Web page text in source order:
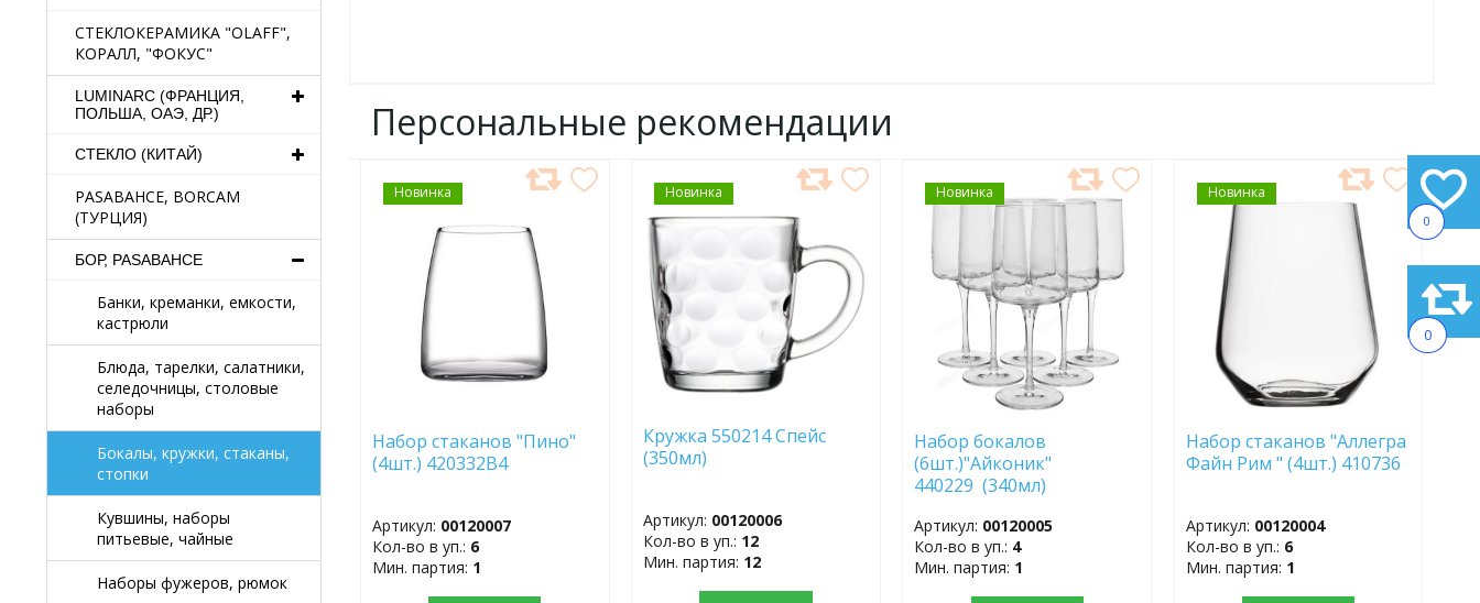
0
0
СТЕКЛОКЕРАМИКА "OLAFF",
КОРАЛЛ, "ФОКУС"
LUMINARC (ФРАНЦИЯ,
ПОЛЬША, ОАЭ, ДР.)
СТЕКЛО (КИТАЙ)
PASABAHCE, BORCAM
(ТУРЦИЯ)
БОР, PASABAHCE
Банки, креманки, емкости,
кастрюли
Блюда, тарелки, салатники,
селедочницы, столовые
наборы
Бокалы, кружки, стаканы,
стопки
Кувшины, наборы
питьевые, чайные
Наборы фужеров, рюмок
Персональные рекомендации
Новинка
ДОБАВИТЬ
В
ИЗБРАННОЕ
Набор стаканов "Пино"
(4шт.) 420332B4
Артикул: 00120007
Кол-во в уп.: 6
Мин. партия: 1
Новинка
ДОБАВИТЬ
В
Кружка 550214 Спейс
(350мл)
Артикул: 00120006
Кол-во в уп.: 12
Мин. партия: 12
Новинка
ДОБАВИТЬ
В
ИЗБРАННОЕ
Набор бокалов
(6шт.)"Айконик"
440229 (340мл)
Артикул: 00120005
Кол-во в уп.: 4
Мин. партия: 1
Новинка
ДОБАВИТЬ
В
ИЗБРАННОЕ
Набор стаканов "Аллегра
Файн Рим " (4шт.) 410736
Артикул: 00120004
Кол-во в уп.: 6
Мин. партия: 1